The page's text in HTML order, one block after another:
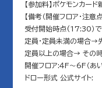
【参加料】ポケモンカード
【備考（開催フロア・注意点
受付開始時点(17:30）で
定員・定員未満の場合→
定員以上の場合→ その時
開催フロア:４F～6F（あ
ドロー形式 公式サイト: